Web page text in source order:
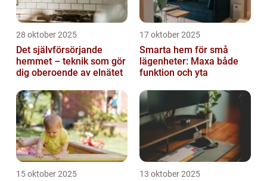
28 oktober 2025
Det självförsörjande
hemmet – teknik som gör
dig oberoende av elnätet
17 oktober 2025
Smarta hem för små
lägenheter: Maxa både
funktion och yta
15 oktober 2025 13 oktober 2025